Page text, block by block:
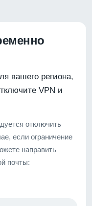
вашего региона,
VPN и
отключить
если ограничение
направить
почты: